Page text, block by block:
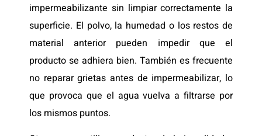
impermeabilizante sin limpiar correctamente la
superficie. El polvo, la humedad o los restos de
material anterior pueden impedir que el
producto se adhiera bien. También es frecuente
no reparar grietas antes de impermeabilizar, lo
que provoca que el agua vuelva a filtrarse por
los mismos puntos.